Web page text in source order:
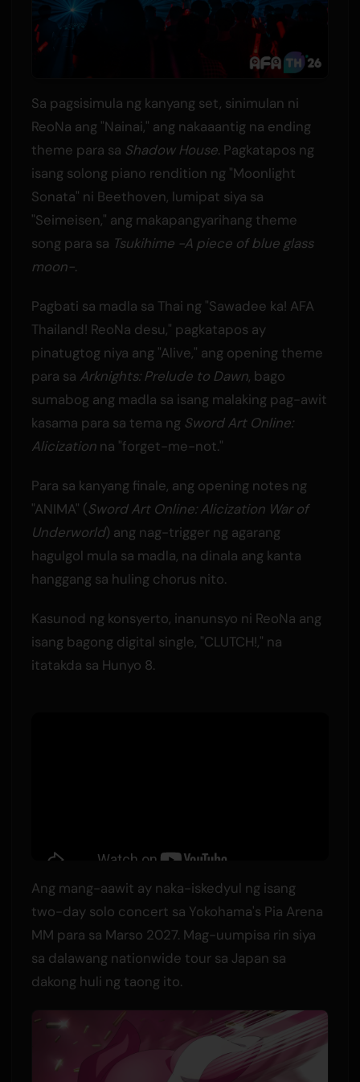
Sa pagsisimula ng kanyang set, sinimulan ni
ReoNa ang "Nainai," ang nakaaantig na ending
theme para sa Shadow House. Pagkatapos ng
isang solong piano rendition ng "Moonlight
Sonata" ni Beethoven, lumipat siya sa
"Seimeisen," ang makapangyarihang theme
song para sa Tsukihime -A piece of blue glass
moon-.
Pagbati sa madla sa Thai ng "Sawadee ka! AFA
Thailand! ReoNa desu," pagkatapos ay
pinatugtog niya ang "Alive," ang opening theme
para sa Arknights: Prelude to Dawn, bago
sumabog ang madla sa isang malaking pag-awit
kasama para sa tema ng Sword Art Online:
Alicizationna "forget-me-not."
Para sa kanyang finale, ang opening notes ng
"ANIMA" (Sword Art Online: Alicization War of
Underworld) ang nag-trigger ng agarang
hagulgol mula sa madla, na dinala ang kanta
hanggang sa huling chorus nito.
Kasunod ng konsyerto, inanunsyo ni ReoNa ang
isang bagong digital single, "CLUTCH!," na
itatakda sa Hunyo 8.
Ang mang-aawit ay naka-iskedyul ng isang
two-day solo concert sa Yokohama's Pia Arena
MM para sa Marso 2027. Mag-uumpisa rin siya
sa dalawang nationwide tour sa Japan sa
dakong huli ng taong ito.